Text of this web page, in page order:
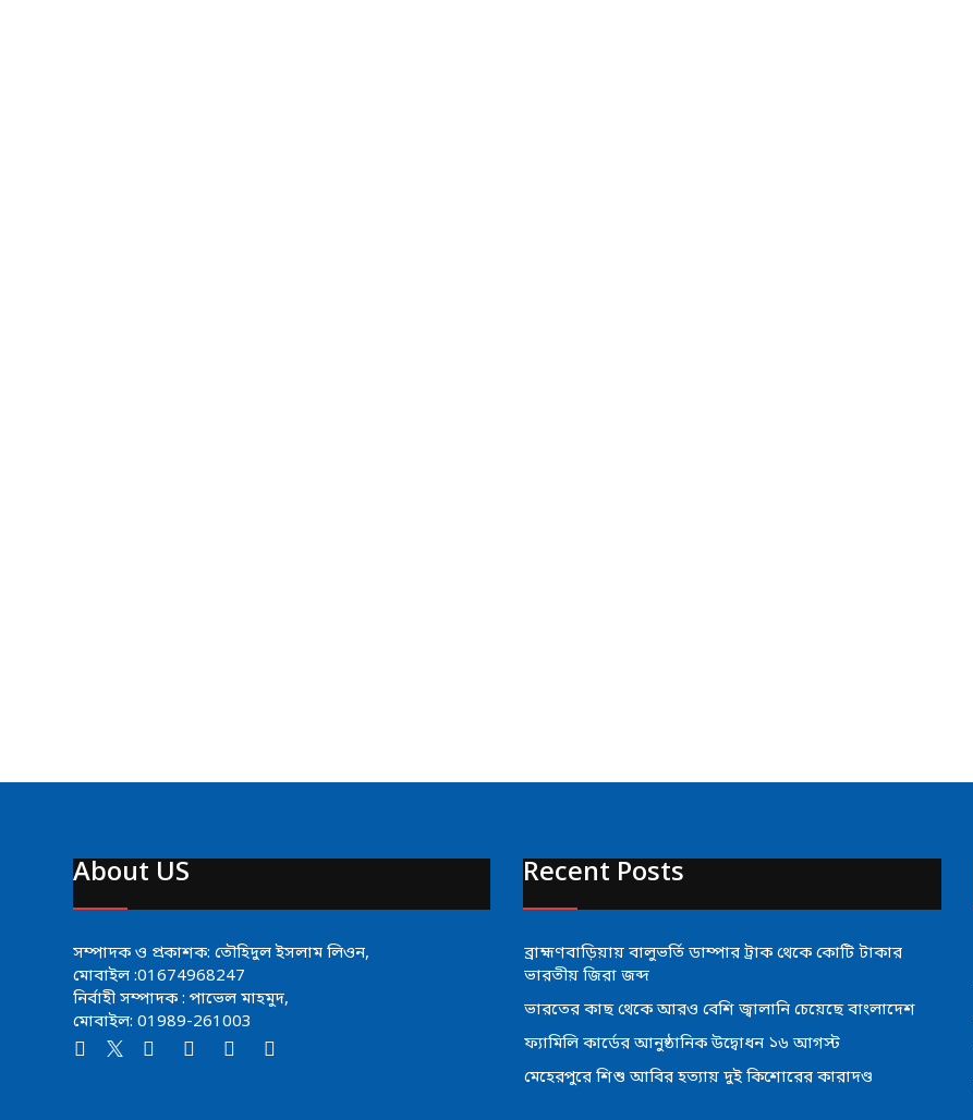
About US
সম্পাদক ও প্রকাশক: তৌহিদুল ইসলাম লিওন,
মোবাইল :01674968247
নির্বাহী সম্পাদক : পাভেল মাহমুদ,
মোবাইল: 01989-261003
Recent Posts
ব্রাহ্মণবাড়িয়ায় বালুভর্তি ডাম্পার ট্রাক থেকে কোটি টাকার
ভারতীয় জিরা জব্দ
ভারতের কাছ থেকে আরও বেশি জ্বালানি চেয়েছে বাংলাদেশ
ফ্যামিলি কার্ডের আনুষ্ঠানিক উদ্বোধন ১৬ আগস্ট
মেহেরপুরে শিশু আবির হত্যায় দুই কিশোরের কারাদণ্ড